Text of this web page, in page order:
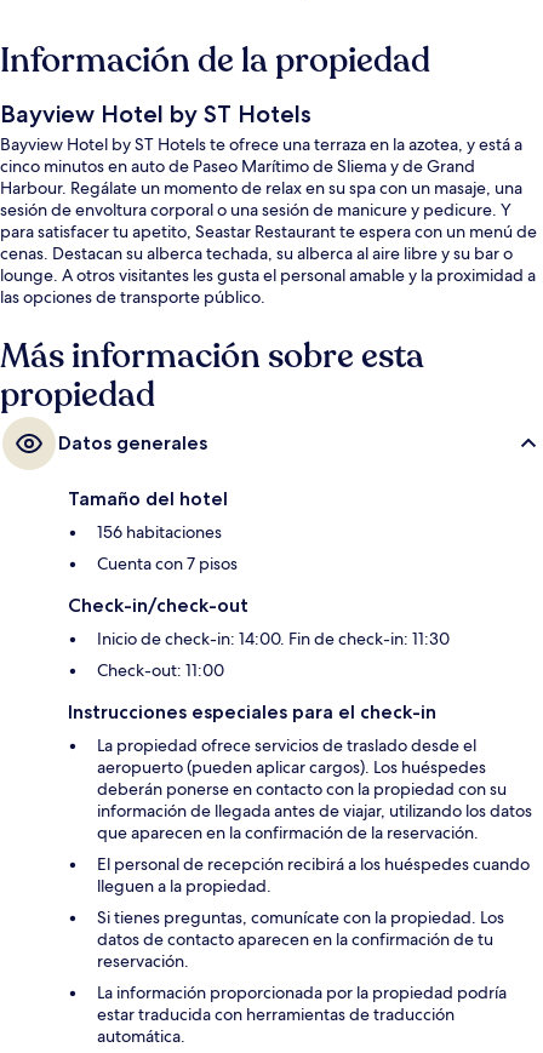
Información de la propiedad
Bayview Hotel by ST Hotels
Bayview Hotel by ST Hotels te ofrece una terraza en la azotea, y está a
cinco minutos en auto de Paseo Marítimo de Sliema y de Grand
Harbour. Regálate un momento de relax en su spa con un masaje, una
sesión de envoltura corporal o una sesión de manicure y pedicure. Y
para satisfacer tu apetito, Seastar Restaurant te espera con un menú de
cenas. Destacan su alberca techada, su alberca al aire libre y su bar o
lounge. A otros visitantes les gusta el personal amable y la proximidad a
las opciones de transporte público.
Más información sobre esta
propiedad
Datos generales
Tamaño del hotel
156 habitaciones
Cuenta con 7 pisos
Check-in/check-out
Inicio de check-in: 14:00. Fin de check-in: 11:30
Check-out: 11:00
Instrucciones especiales para el check-in
La propiedad ofrece servicios de traslado desde el
aeropuerto (pueden aplicar cargos). Los huéspedes
deberán ponerse en contacto con la propiedad con su
información de llegada antes de viajar, utilizando los datos
que aparecen en la confirmación de la reservación.
El personal de recepción recibirá a los huéspedes cuando
lleguen a la propiedad.
Si tienes preguntas, comunícate con la propiedad. Los
datos de contacto aparecen en la confirmación de tu
reservación.
La información proporcionada por la propiedad podría
estar traducida con herramientas de traducción
automática.